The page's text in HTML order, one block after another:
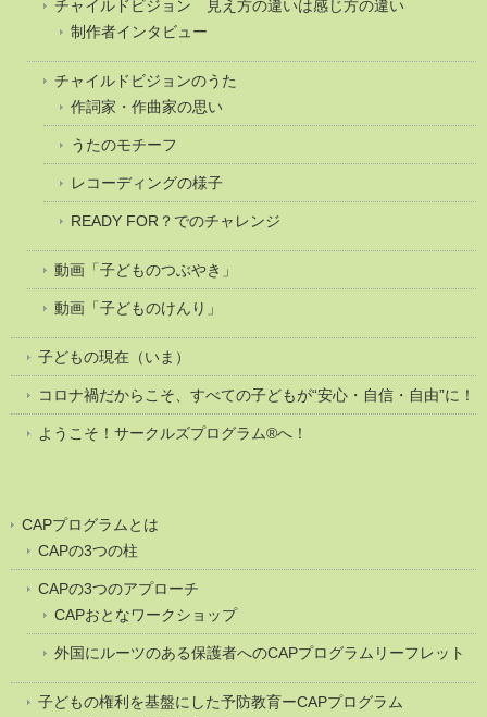
チャイルドビジョン 見え方の違いは感じ方の違い
制作者インタビュー
チャイルドビジョンのうた
作詞家・作曲家の思い
うたのモチーフ
レコーディングの様子
READY FOR？でのチャレンジ
動画「子どものつぶやき」
動画「子どものけんり」
子どもの現在（いま）
コロナ禍だからこそ、すべての子どもが“安心・自信・自由”に！
ようこそ！サークルズプログラム®へ！
CAPプログラムとは
CAPの3つの柱
CAPの3つのアプローチ
CAPおとなワークショップ
外国にルーツのある保護者へのCAPプログラムリーフレット
子どもの権利を基盤にした予防教育ーCAPプログラム